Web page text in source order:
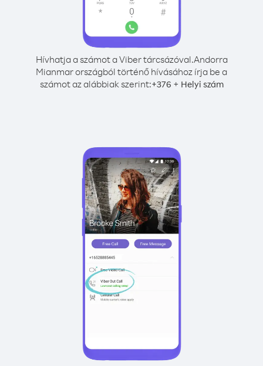
Hívhatja a számot a Viber tárcsázóval.Andorra
Mianmar országból történő hívásához írja be a
számot az alábbiak szerint:+376 + Helyi szám